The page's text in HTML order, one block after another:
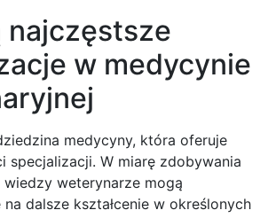
najczęstsze
w medycynie
medycyny, która oferuje
specjalizacji. W miarę zdobywania
weterynarze mogą
dalsze kształcenie w określonych